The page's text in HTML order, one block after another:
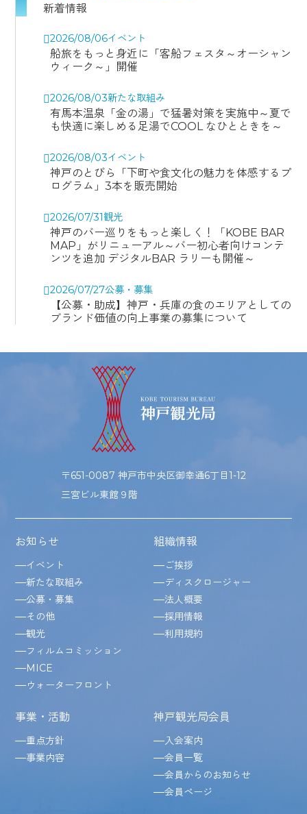
新着情報
2026/08/06イベント
船旅をもっと身近に「客船フェスタ～オーシャン
ウィーク～」開催
2026/08/03新たな取組み
有馬本温泉「金の湯」で猛暑対策を実施中～夏で
も快適に楽しめる足湯でCOOL なひとときを～
2026/08/03イベント
神戸のとびら「下町や食文化の魅力を体感するプ
ログラム」3本を販売開始
2026/07/31観光
神戸のバー巡りをもっと楽しく！「KOBE BAR
MAP」がリニューアル～バー初心者向けコンテ
ンツを追加 デジタルBAR ラリーも開催～
2026/07/27公募・募集
【公募・助成】神戸・兵庫の食のエリアとしての
ブランド価値の向上事業の募集について
〒651-0087 神戸市中央区御幸通6丁目1-12
三宮ビル東館９階
お知らせ
イベント
新たな取組み
公募・募集
その他
観光
フィルムコミッション
MICE
ウォーターフロント
組織情報
ご挨拶
ディスクロージャー
法人概要
採用情報
利用規約
事業・活動
重点方針
事業内容
神戸観光局会員
入会案内
会員一覧
会員からのお知らせ
会員ページ